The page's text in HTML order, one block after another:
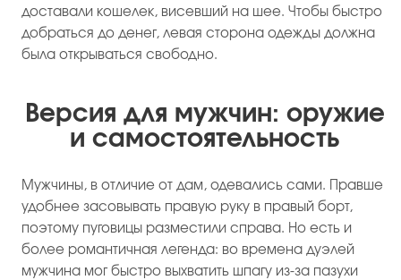
доставали кошелек, висевший на шее. Чтобы быстро
добраться до денег, левая сторона одежды должна
была открываться свободно.
Версия для мужчин: оружие
и самостоятельность
Мужчины, в отличие от дам, одевались сами. Правше
удобнее засовывать правую руку в правый борт,
поэтому пуговицы разместили справа. Но есть и
более романтичная легенда: во времена дуэлей
мужчина мог быстро выхватить шпагу из-за пазухи